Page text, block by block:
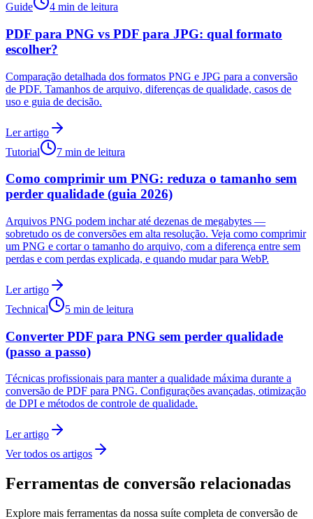
Guide 4 min de leitura
PDF para PNG vs PDF para JPG: qual formato
escolher?
Comparação detalhada dos formatos PNG e JPG para a conversão
de PDF. Tamanhos de arquivo, diferenças de qualidade, casos de
uso e guia de decisão.
Ler artigo
Tutorial
7 min de leitura
Como comprimir um PNG: reduza o tamanho sem
perder qualidade (guia 2026)
Arquivos PNG podem inchar até dezenas de megabytes —
sobretudo os de conversões em alta resolução. Veja como comprimir
um PNG e cortar o tamanho do arquivo, com a diferença entre sem
perdas e com perdas explicada, e quando mudar para WebP.
Ler artigo
Technical
5 min de leitura
Converter PDF para PNG sem perder qualidade
(passo a passo)
Técnicas profissionais para manter a qualidade máxima durante a
conversão de PDF para PNG. Configurações avançadas, otimização
de DPI e métodos de controle de qualidade.
Ler artigo
Ver todos os artigos
Ferramentas de conversão relacionadas
Explore mais ferramentas da nossa suíte completa de conversão de